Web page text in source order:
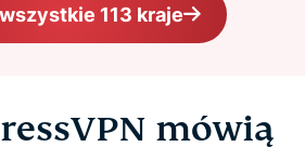
113 kraje
mówią